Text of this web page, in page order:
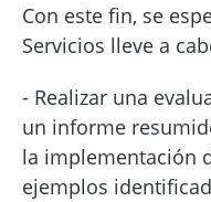
Con este fin, se
Servicios lleve a
- Realizar una
un informe
la implementación
ejemplos